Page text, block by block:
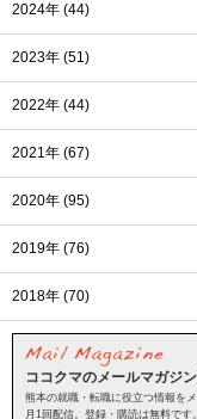
2024年 (44)
2023年 (51)
2022年 (44)
2021年 (67)
2020年 (95)
2019年 (76)
2018年 (70)
ココクマのメールマガジ
熊本の就職・転職に役立つ情報を
月1回配信。登録・購読は無料です。